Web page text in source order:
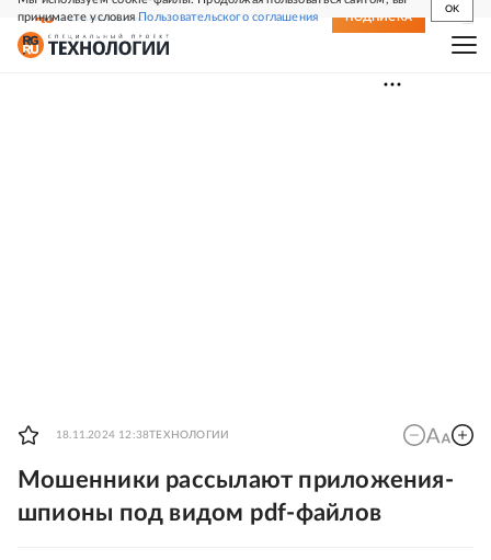
принимаете условияПользовательского соглашения
OK
СВЕЖИЙ НОМЕР ПОДПИСКА
18.11.2024 12:38ТЕХНОЛОГИИ
Мошенники рассылают приложения-
шпионы под видом pdf-файлов